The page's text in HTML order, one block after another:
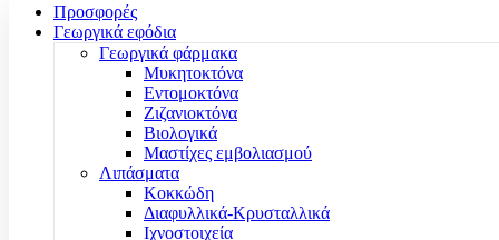
Προσφορές
Γεωργικά εφόδια
Γεωργικά φάρμακα
Μυκητοκτόνα
Εντομοκτόνα
Ζιζανιοκτόνα
Βιολογικά
Μαστίχες εμβολιασμού
Λιπάσματα
Κοκκώδη
Διαφυλλικά-Κρυσταλλικά
Ιχνοστοιχεία